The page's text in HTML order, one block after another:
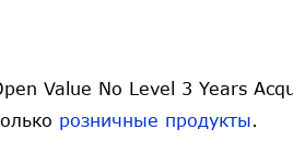
Value No Level 3 Years
розничные продукты.